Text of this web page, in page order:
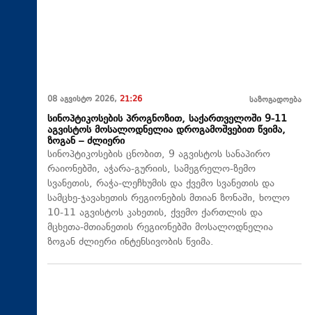
08 აგვისტო 2026, 21:26 საზოგადოება
სინოპტიკოსების პროგნოზით, საქართველოში 9-11
აგვისტოს მოსალოდნელია დროგამოშვებით წვიმა,
ზოგან – ძლიერი
სინოპტიკოსების ცნობით, 9 აგვისტოს სანაპირო
რაიონებში, აჭარა-გურიის, სამეგრელო-ზემო
სვანეთის, რაჭა-ლეჩხუმის და ქვემო სვანეთის და
სამცხე-ჯავახეთის რეგიონების მთიან ზონაში, ხოლო
10-11 აგვისტოს კახეთის, ქვემო ქართლის და
მცხეთა-მთიანეთის რეგიონებში მოსალოდნელია
ზოგან ძლიერი ინტენსივობის წვიმა.